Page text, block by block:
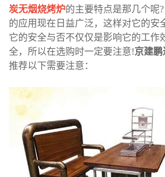
炭无烟烧烤炉的主要特点是那几个呢
的应用现在日益广泛，这样对它的安
它的安全与否不仅仅是影响它的工作
全，所以在选购时一定要注意!京建
推荐以下需要注意：